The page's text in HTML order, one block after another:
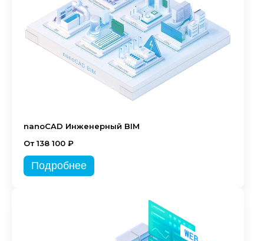
nanoCAD Инженерный BIM
От 138 100 ₽
Подробнее